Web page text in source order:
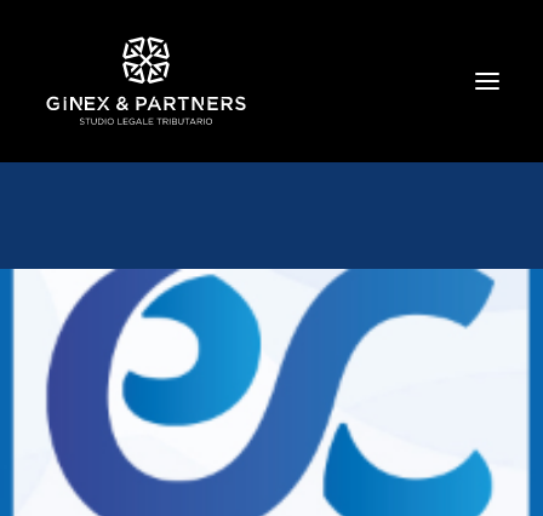
CHI SIAMO
TRIBUTARIO E PENALE TRIBUTARIO
GESTIONE E PROTEZIONE DEL PATRIMONIO
SOCIETARIO E CONTRATTUALISTICA
COMMERCIO INTERNAZIONALE
BANCARIO E FINANZIARIO
NEWS ED EVENTI